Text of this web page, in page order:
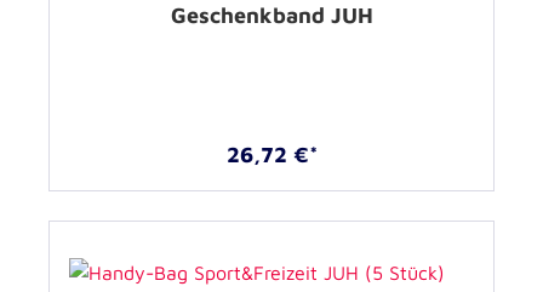
Geschenkband JUH
26,72 €*